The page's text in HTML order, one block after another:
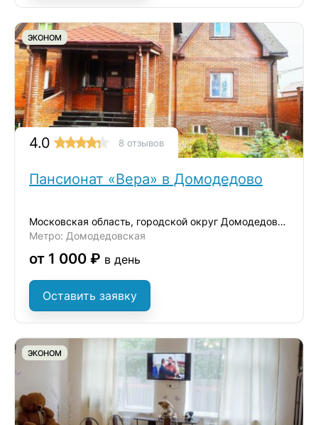
ЭКОНОМ
4.0 8 отзывов
Пансионат «Вера» в Домодедово
Московская область, городской округ Домодедово, село Ям, улица Школьная, 38
Метро: Домодедовская
от 1 000 ₽ в день
Оставить заявку
ЭКОНОМ